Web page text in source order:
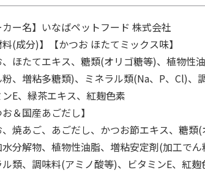
獣医師開発 ニオイ
をとる砂専用 猫ト
イレ ナチュラルグ
デオトイレ 飛び散
らない消臭・抗菌サ
ンド 4L
無添加良
ムデンタ
ぐるぐる
カー名】いなばペットフード 株式会社
料(成分)】【かつお ほたてミックス味】
、ほたてエキス、糖類(オリゴ糖等)、植物性
、増粘多糖類)、ミネラル類(Na、P、Cl)、
ンE、緑茶エキス、紅麹色素
お＆国産あごだし】
焼あご、あごだし、かつお節エキス、糖類
分解物、植物性油脂、増粘安定剤(加工でん
ル類、調味料(アミノ酸等)、ビタミンE、紅